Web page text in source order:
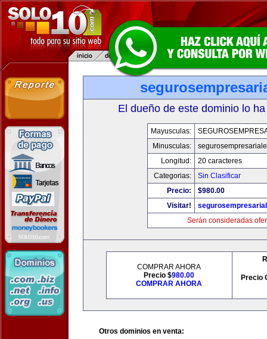
El dueño de este dominio lo
Mayusculas:
Minusculas:
Longitud:
20 caracteres
Categorias:
Sin Clasificar
Precio:
$980.00
Visitar!
Serán consideradas
COMPRAR AHORA
Precio $980.00
COMPRAR AHORA
Precio
Otros dominios en venta: